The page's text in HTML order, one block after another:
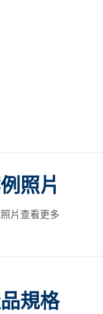
照片
片查看更多
規格